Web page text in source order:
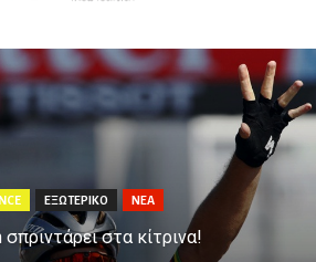
ΕΞΩΤΕΡΙΚΟ ΝΕΑ
στα κίτρινα!